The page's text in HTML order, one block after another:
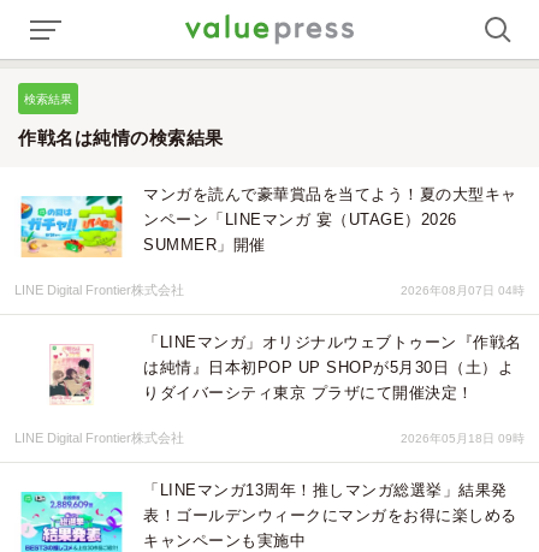
検索結果
作戦名は純情の検索結果
マンガを読んで豪華賞品を当てよう！夏の大型キャ
ンペーン「LINEマンガ 宴（UTAGE）2026
SUMMER」開催
LINE Digital Frontier株式会社 2026年08月07日 04時
「LINEマンガ」オリジナルウェブトゥーン『作戦名
は純情』日本初POP UP SHOPが5月30日（土）よ
りダイバーシティ東京 プラザにて開催決定！
LINE Digital Frontier株式会社 2026年05月18日 09時
「LINEマンガ13周年！推しマンガ総選挙」結果発
表！ゴールデンウィークにマンガをお得に楽しめる
キャンペーンも実施中